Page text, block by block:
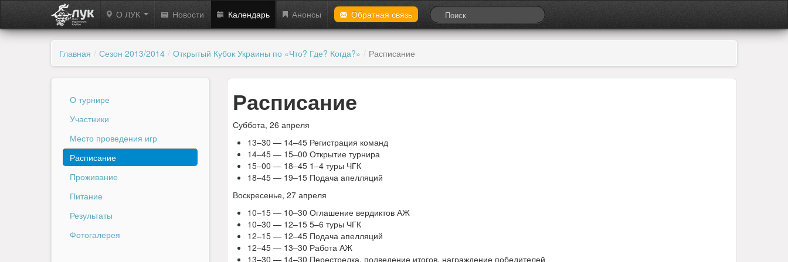
О ЛУК Новости Календарь Анонсы Обратная связь
Главная / Сезон 2013/2014 / Открытый Кубок Украины по «Что? Где? Когда?» / Расписание
О турнире
Участники
Место проведения игр
Расписание
Проживание
Питание
Результаты
Фотогалерея
Расписание
Суббота, 26 апреля
13–30 — 14–45 Регистрация команд
14–45 — 15–00 Открытие турнира
15–00 — 18–45 1–4 туры ЧГК
18–45 — 19–15 Подача апелляций
Воскресенье, 27 апреля
10–15 — 10–30 Оглашение вердиктов АЖ
10–30 — 12–15 5–6 туры ЧГК
12–15 — 12–45 Подача апелляций
12–45 — 13–30 Работа АЖ
13–30 — 14–30 Перестрелка, подведение итогов, награждение победителей